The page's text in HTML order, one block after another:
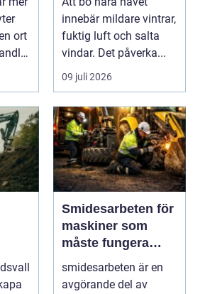
ort
innebär mildare vintrar,
fuktig luft och salta
vindar. Det påverka...
09 juli 2026
Smidesarbeten för
maskiner som
måste fungera
varje dag
smidesarbeten är en
avgörande del av